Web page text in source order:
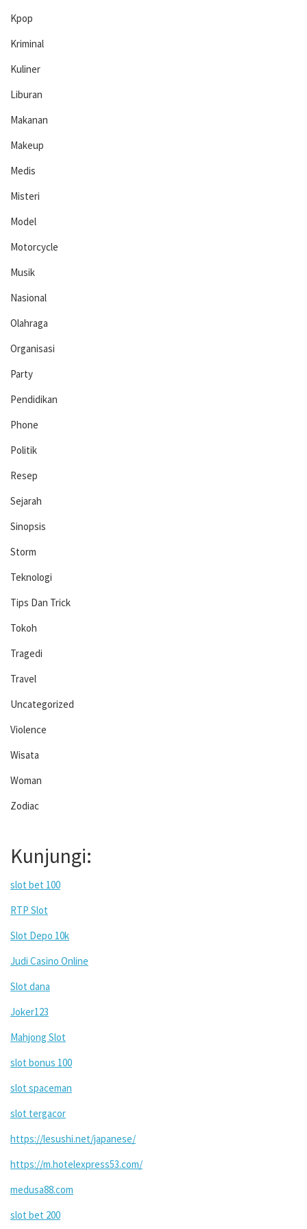
Kpop
Kriminal
Kuliner
Liburan
Makanan
Makeup
Medis
Misteri
Model
Motorcycle
Musik
Nasional
Olahraga
Organisasi
Party
Pendidikan
Phone
Politik
Resep
Sejarah
Sinopsis
Storm
Teknologi
Tips Dan Trick
Tokoh
Tragedi
Travel
Uncategorized
Violence
Wisata
Woman
Zodiac
Kunjungi:
slot bet 100
RTP Slot
Slot Depo 10k
Judi Casino Online
Slot dana
Joker123
Mahjong Slot
slot bonus 100
slot spaceman
slot tergacor
https://lesushi.net/japanese/
https://m.hotelexpress53.com/
medusa88.com
slot bet 200